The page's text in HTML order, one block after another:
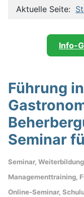
Aktuelle Seite:
Info-
Führung
Seminar
Seminar,
Managementtraining,
Online-Seminar,